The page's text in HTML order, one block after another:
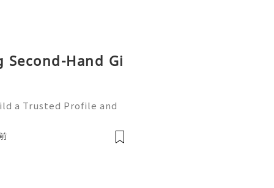
Hand Gi
a Trusted Profile and
and collabo